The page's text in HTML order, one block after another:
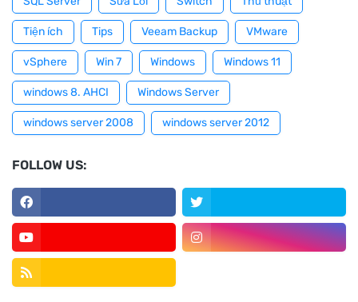
Tiện ích Tips Veeam Backup VMware
vSphere Win 7 Windows Windows 11
windows 8. AHCI Windows Server
windows server 2008 windows server 2012
FOLLOW US: